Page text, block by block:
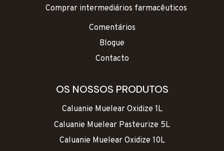
Comprar intermediários farmacêuticos
Comentários
Blogue
Contacto
OS NOSSOS PRODUTOS
Caluanie Muelear Oxidize 1L
Caluanie Muelear Pasteurize 5L
Caluanie Muelear Oxidize 10L